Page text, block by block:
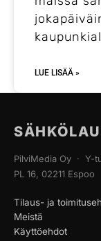
LUE LISÄÄ »
PilviMedia Oy · Y-
PL 16, 02211 Espoo
Tilaus- ja
Meistä
Käyttöehdot